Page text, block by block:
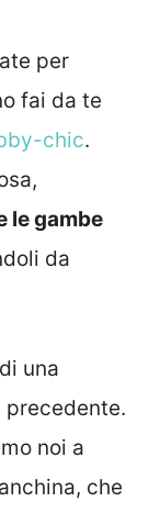
per
fai da te
chic.
le gambe
da
una
precedente.
noi a
che